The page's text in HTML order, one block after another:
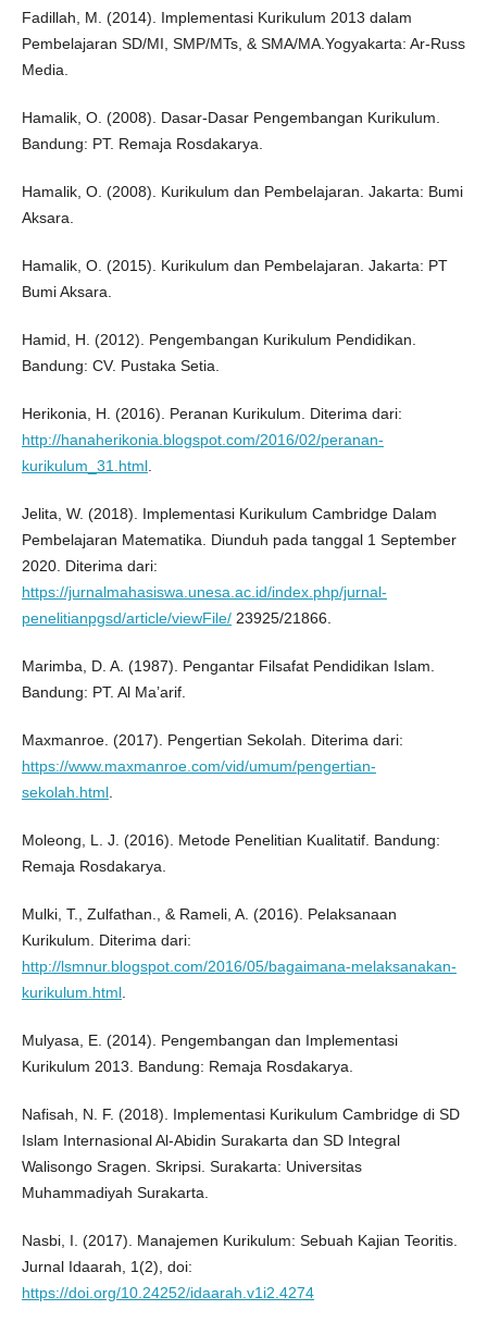
Fadillah, M. (2014). Implementasi Kurikulum 2013 dalam
Pembelajaran SD/MI, SMP/MTs, & SMA/MA.Yogyakarta: Ar-Russ
Media.
Hamalik, O. (2008). Dasar-Dasar Pengembangan Kurikulum.
Bandung: PT. Remaja Rosdakarya.
Hamalik, O. (2008). Kurikulum dan Pembelajaran. Jakarta: Bumi
Aksara.
Hamalik, O. (2015). Kurikulum dan Pembelajaran. Jakarta: PT
Bumi Aksara.
Hamid, H. (2012). Pengembangan Kurikulum Pendidikan.
Bandung: CV. Pustaka Setia.
Herikonia, H. (2016). Peranan Kurikulum. Diterima dari:
http://hanaherikonia.blogspot.com/2016/02/peranan-
kurikulum_31.html.
Jelita, W. (2018). Implementasi Kurikulum Cambridge Dalam
Pembelajaran Matematika. Diunduh pada tanggal 1 September
2020. Diterima dari:
https://jurnalmahasiswa.unesa.ac.id/index.php/jurnal-
penelitianpgsd/article/viewFile/23925/21866.
Marimba, D. A. (1987). Pengantar Filsafat Pendidikan Islam.
Bandung: PT. Al Ma’arif.
Maxmanroe. (2017). Pengertian Sekolah. Diterima dari:
https://www.maxmanroe.com/vid/umum/pengertian-
sekolah.html.
Moleong, L. J. (2016). Metode Penelitian Kualitatif. Bandung:
Remaja Rosdakarya.
Mulki, T., Zulfathan., & Rameli, A. (2016). Pelaksanaan
Kurikulum. Diterima dari:
http://lsmnur.blogspot.com/2016/05/bagaimana-melaksanakan-
kurikulum.html.
Mulyasa, E. (2014). Pengembangan dan Implementasi
Kurikulum 2013. Bandung: Remaja Rosdakarya.
Nafisah, N. F. (2018). Implementasi Kurikulum Cambridge di SD
Islam Internasional Al-Abidin Surakarta dan SD Integral
Walisongo Sragen. Skripsi. Surakarta: Universitas
Muhammadiyah Surakarta.
Nasbi, I. (2017). Manajemen Kurikulum: Sebuah Kajian Teoritis.
Jurnal Idaarah, 1(2), doi:
https://doi.org/10.24252/idaarah.v1i2.4274